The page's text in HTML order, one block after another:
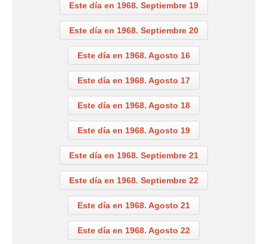
Este día en 1968. Septiembre 19
Este día en 1968. Septiembre 20
Este día en 1968. Agosto 16
Este día en 1968. Agosto 17
Este día en 1968. Agosto 18
Este día en 1968. Agosto 19
Este día en 1968. Septiembre 21
Este día en 1968. Septiembre 22
Este día en 1968. Agosto 21
Este día en 1968. Agosto 22